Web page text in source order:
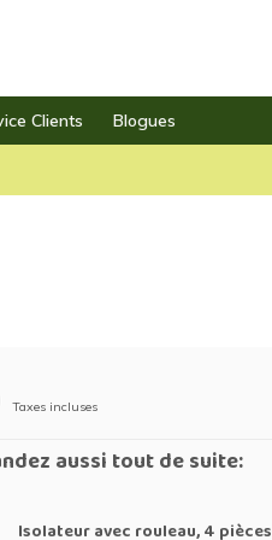
Clients Blogues
des prix saillants
Taxes incluses
aussi tout de suite:
Isolateur avec rouleau, 4 pièces